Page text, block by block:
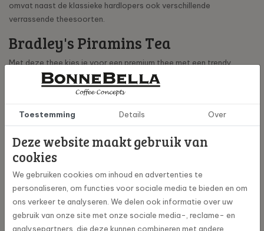
omvat naast de klassieke hardlopers ook verschillende
verrassende theesoorten.
Bradley's Piramins Tea
Met deze thee kies je voor een premium thee met een trendy
Creëert extra impact en beleving dankzij kleurrijke mini-doosjes
Keuze uit 14 rijke smaken, Fairtrade gecertificeerd
Smaken weerspiegelen de trends van vandaag
Premium theeblends met grote theeblaadjes en echte stukjes
fruit en/of kruiden
Verpakt in piramidezakjes, die de theeblaadjes volop de ruimte
geven om hun smaak af te geven.
Geleverd in een dispenserdoosje met 30 zakjes
Toestemming Details Over
Deze website maakt gebruik van
cookies
We gebruiken cookies om inhoud en advertenties te
personaliseren, om functies voor sociale media te bieden en om
ons verkeer te analyseren. We delen ook informatie over uw
gebruik van onze site met onze sociale media-, reclame- en
analysepartners, die deze kunnen combineren met andere